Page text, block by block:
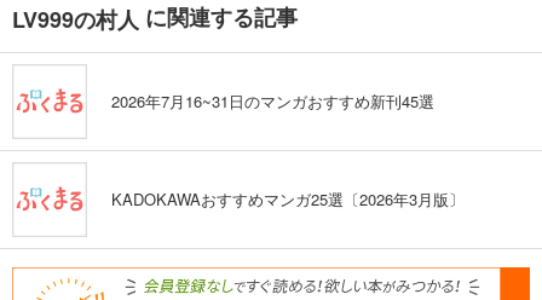
LV999の村人 に関連する記事
2026年7月16~31日のマンガおすすめ新刊45選
KADOKAWAおすすめマンガ25選〔2026年3月版〕